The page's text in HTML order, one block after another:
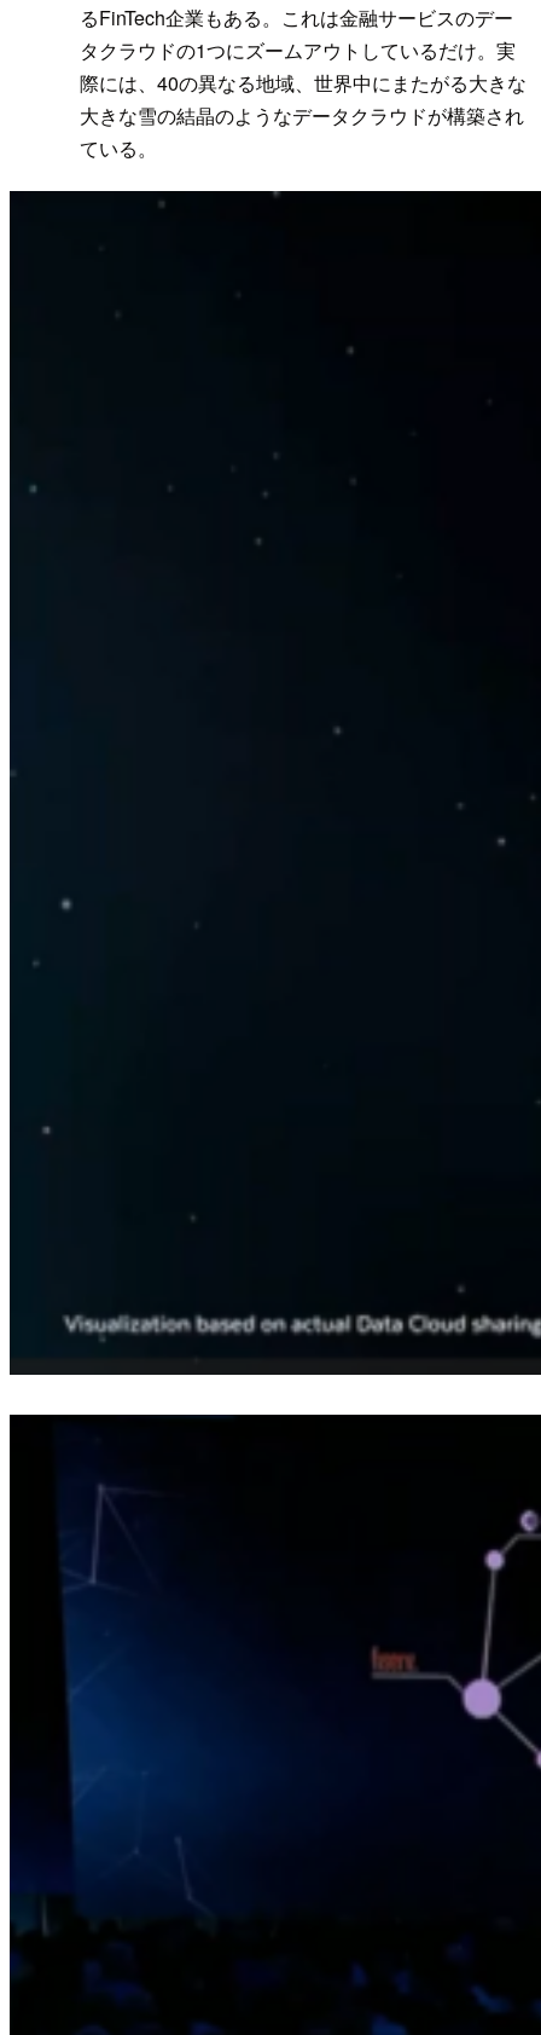
るFinTech企業もある。これは金融サービスのデー
タクラウドの1つにズームアウトしているだけ。実
際には、40の異なる地域、世界中にまたがる大きな
大きな雪の結晶のようなデータクラウドが構築され
ている。